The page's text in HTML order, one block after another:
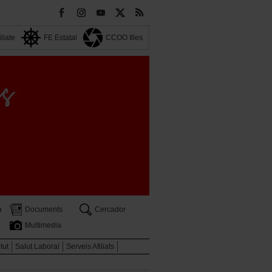
FE Estatal CCOO Illes
Documents
Cercador
Multimedia
Salut Laboral
Serveis Afiliats